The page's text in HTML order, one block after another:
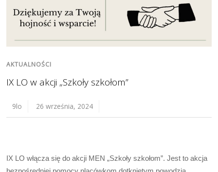
AKTUALNOŚCI
IX LO w akcji „Szkoły szkołom”
9lo 26 września, 2024
IX LO włącza się do akcji MEN „Szkoły szkołom”. Jest to akcja